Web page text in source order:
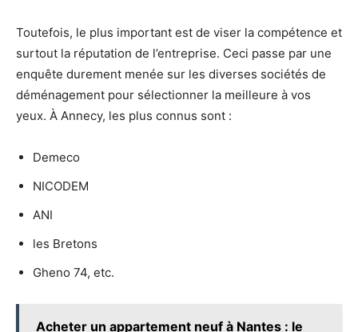
Toutefois, le plus important est de viser la compétence et
surtout la réputation de l’entreprise. Ceci passe par une
enquête durement menée sur les diverses sociétés de
déménagement pour sélectionner la meilleure à vos
yeux. À Annecy, les plus connus sont :
Demeco
NICODEM
ANI
les Bretons
Gheno 74, etc.
Acheter un appartement neuf à Nantes : le